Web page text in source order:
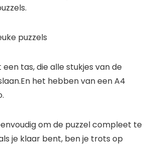
puzzels
tas, die alle stukjes van de
het hebben van een A4
om de puzzel compleet te
je klaar bent, ben je trots op